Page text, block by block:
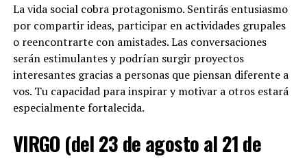
La vida social cobra protagonismo. Sentirás entusiasmo
por compartir ideas, participar en actividades grupales
o reencontrarte con amistades. Las conversaciones
serán estimulantes y podrían surgir proyectos
interesantes gracias a personas que piensan diferente a
vos. Tu capacidad para inspirar y motivar a otros estará
especialmente fortalecida.
VIRGO (del 23 de agosto al 21 de